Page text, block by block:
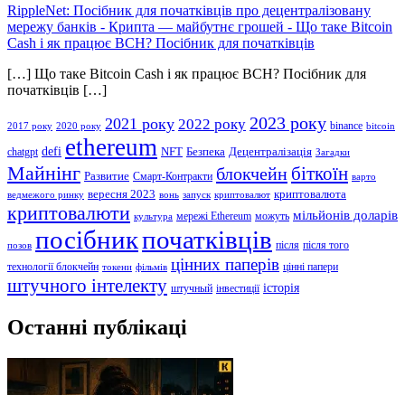
RippleNet: Посібник для початківців про децентралізовану
мережу банків - Крипта — майбутнє грошей - Що таке Bitcoin
Cash і як працює BCH? Посібник для початківців
[…] Що таке Bitcoin Cash і як працює BCH? Посібник для
початківців […]
2017 року 2020 року 2021 року 2022 року 2023 року binance bitcoin
chatgpt defi ethereum NFT Безпека Децентралізація Загадки
Майнінг Развитие Смарт-Контракти блокчейн біткоїн варто
ведмежого ринку вересня 2023 вонь запуск криптовалют криптовалюта
криптовалюти культура мережі Ethereum можуть мільйонів доларів
позов посібникпочатківців після після того
технології блокчейн токени фільмів цінних паперів цінні папери
штучного інтелекту штучный інвестиції історія
Останні публікаці